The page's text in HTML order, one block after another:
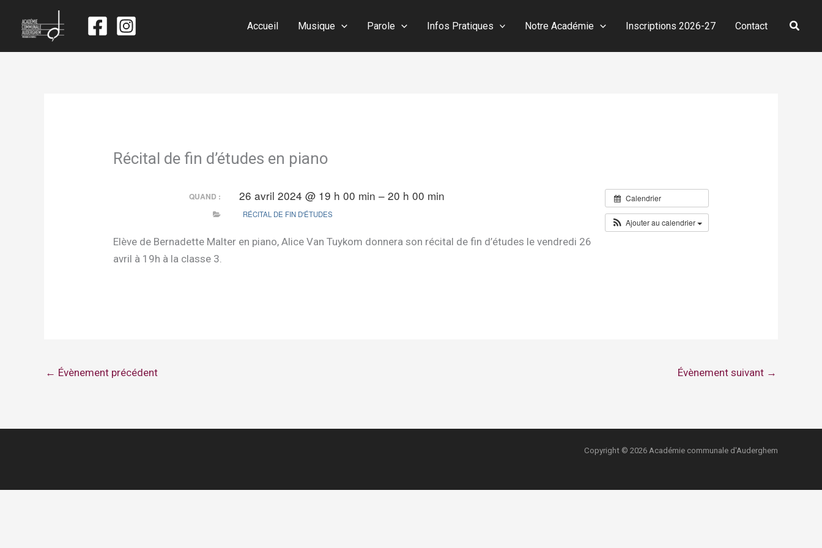
Accueil Musique Parole Infos Pratiques Notre Académie Inscriptions 2026-27 Contact
Récital de fin d’études en piano
Calendrier
Ajouter au calendrier
QUAND : 26 avril 2024 @ 19 h 00 min – 20 h 00 min
RÉCITAL DE FIN D'ÉTUDES
Elève de Bernadette Malter en piano, Alice Van Tuykom donnera son récital de fin d’études le vendredi 26
avril à 19h à la classe 3.
← Évènement précédent Évènement suivant →
Copyright © 2026 Académie communale d'Auderghem